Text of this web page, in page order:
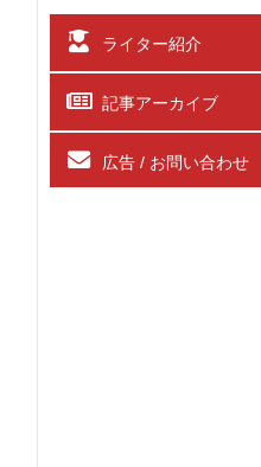
ライター紹介
記事アーカイブ
広告 / お問い合わせ